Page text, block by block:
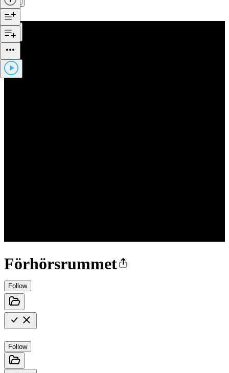
Förhörsrummet
Follow
Follow